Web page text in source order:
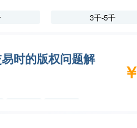
3千-5千
时的版权问题解
￥